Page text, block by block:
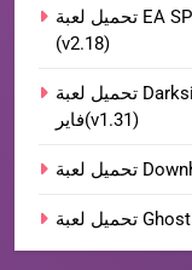
تحميل لعبة EA SPORTS FC 24 للكمبيوتر من ميديا فاير
(v2.18)
تحميل لعبة Darksiders 3 Deluxe للكمبيوتر من ميديا
فاير(v1.31)